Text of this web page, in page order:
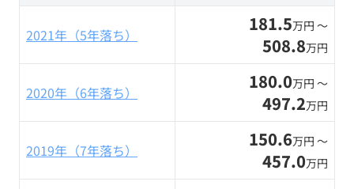
2021年（5年落ち） 181.5万円 〜
508.8万円
2020年（6年落ち） 180.0万円 〜
497.2万円
2019年（7年落ち） 150.6万円 〜
457.0万円